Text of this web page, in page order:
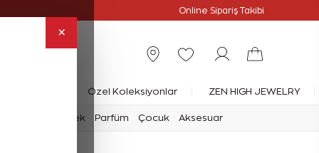
×
Online Sipariş Takibi
Yüzük Özel Koleksiyonlar ZEN HIGH JEWELRY
Erkek Parfüm Çocuk Aksesuar